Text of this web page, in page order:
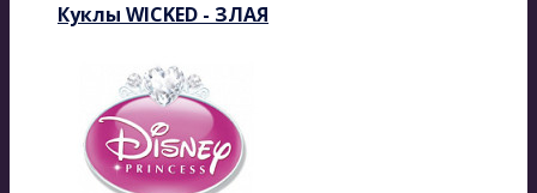
Куклы WICKED - ЗЛАЯ